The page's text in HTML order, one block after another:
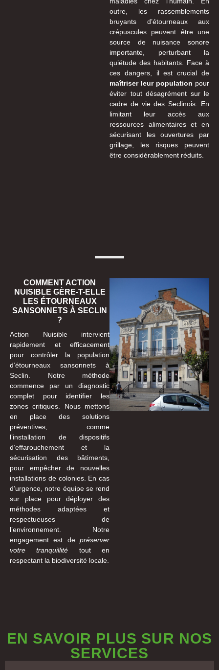
outre, les rassemblements
bruyants d’étourneaux aux
crépuscules peuvent être une
source de nuisance sonore
importante, perturbant la
quiétude des habitants. Face à
ces dangers, il est crucial de
maîtriser leur population pour
éviter tout désagrément sur le
cadre de vie des Seclinois. En
limitant leur accès aux
ressources alimentaires et en
sécurisant les ouvertures par
grillage, les risques peuvent
être considérablement réduits.
COMMENT ACTION
NUISIBLE GÈRE-T-ELLE
LES ÉTOURNEAUX
SANSONNETS À SECLIN
?
Action Nuisible intervient
rapidement et efficacement
pour contrôler la population
d’étourneaux sansonnets à
Seclin. Notre méthode
commence par un diagnostic
complet pour identifier les
zones critiques. Nous mettons
en place des solutions
préventives, comme
l’installation de dispositifs
d’effarouchement et la
sécurisation des bâtiments,
pour empêcher de nouvelles
installations de colonies. En cas
d’urgence, notre équipe se rend
sur place pour déployer des
méthodes adaptées et
respectueuses de
l’environnement. Notre
engagement est de préserver
votre tranquillité tout en
respectant la biodiversité locale.
EN SAVOIR PLUS SUR NOS
SERVICES